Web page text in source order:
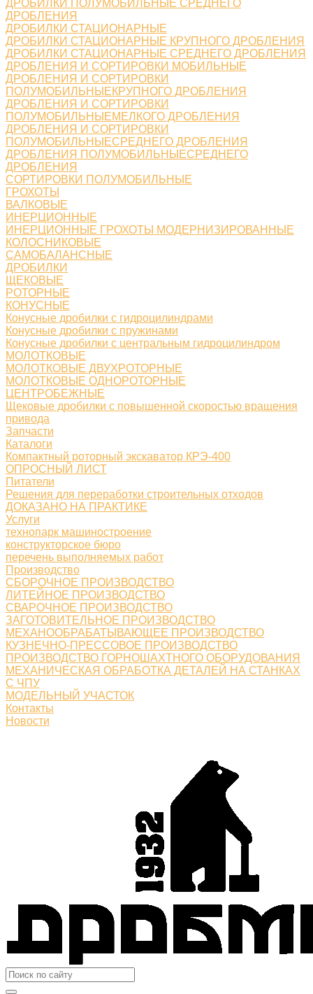
ДРОБИЛКИ ПОЛУМОБИЛЬНЫЕ СРЕДНЕГО
ДРОБЛЕНИЯ
ДРОБИЛКИ СТАЦИОНАРНЫЕ
ДРОБИЛКИ СТАЦИОНАРНЫЕ КРУПНОГО ДРОБЛЕНИЯ
ДРОБИЛКИ СТАЦИОНАРНЫЕ СРЕДНЕГО ДРОБЛЕНИЯ
ДРОБЛЕНИЯ И СОРТИРОВКИ МОБИЛЬНЫЕ
ДРОБЛЕНИЯ И СОРТИРОВКИ
ПОЛУМОБИЛЬНЫЕКРУПНОГО ДРОБЛЕНИЯ
ДРОБЛЕНИЯ И СОРТИРОВКИ
ПОЛУМОБИЛЬНЫЕМЕЛКОГО ДРОБЛЕНИЯ
ДРОБЛЕНИЯ И СОРТИРОВКИ
ПОЛУМОБИЛЬНЫЕСРЕДНЕГО ДРОБЛЕНИЯ
ДРОБЛЕНИЯ ПОЛУМОБИЛЬНЫЕСРЕДНЕГО
ДРОБЛЕНИЯ
СОРТИРОВКИ ПОЛУМОБИЛЬНЫЕ
ГРОХОТЫ
ВАЛКОВЫЕ
ИНЕРЦИОННЫЕ
ИНЕРЦИОННЫЕ ГРОХОТЫ МОДЕРНИЗИРОВАННЫЕ
КОЛОСНИКОВЫЕ
САМОБАЛАНСНЫЕ
ДРОБИЛКИ
ЩЕКОВЫЕ
РОТОРНЫЕ
КОНУСНЫЕ
Конусные дробилки с гидроцилиндрами
Конусные дробилки с пружинами
Конусные дробилки с центральным гидроцилиндром
МОЛОТКОВЫЕ
МОЛОТКОВЫЕ ДВУХРОТОРНЫЕ
МОЛОТКОВЫЕ ОДНОРОТОРНЫЕ
ЦЕНТРОБЕЖНЫЕ
Щековые дробилки с повышенной скоростью вращения
привода
Запчасти
Каталоги
Компактный роторный экскаватор КРЭ-400
ОПРОСНЫЙ ЛИСТ
Питатели
Решения для переработки строительных отходов
ДОКАЗАНО НА ПРАКТИКЕ
Услуги
технопарк машиностроение
конструкторское бюро
перечень выполняемых работ
Производство
СБОРОЧНОЕ ПРОИЗВОДСТВО
ЛИТЕЙНОЕ ПРОИЗВОДСТВО
СВАРОЧНОЕ ПРОИЗВОДСТВО
ЗАГОТОВИТЕЛЬНОЕ ПРОИЗВОДСТВО
МЕХАНООБРАБАТЫВАЮЩЕЕ ПРОИЗВОДСТВО
КУЗНЕЧНО-ПРЕССОВОЕ ПРОИЗВОДСТВО
ПРОИЗВОДСТВО ГОРНОШАХТНОГО ОБОРУДОВАНИЯ
МЕХАНИЧЕСКАЯ ОБРАБОТКА ДЕТАЛЕЙ НА СТАНКАХ
С ЧПУ
МОДЕЛЬНЫЙ УЧАСТОК
Контакты
Новости